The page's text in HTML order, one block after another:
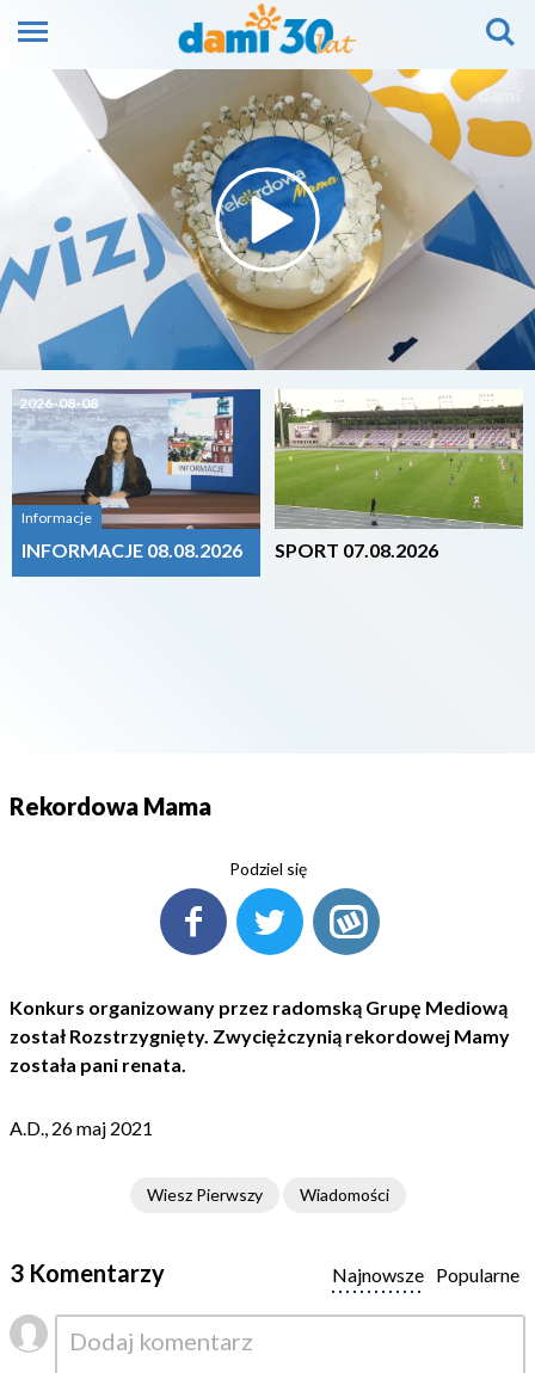
2026-08-08
Informacje
INFORMACJE 08.08.2026
2026-08-07
SPORT 07.08.2026
Rekordowa Mama
Podziel się
Konkurs organizowany przez radomską Grupę Mediową
został Rozstrzygnięty. Zwyciężczynią rekordowej Mamy
została pani renata.
A.D., 26 maj 2021
Wiesz Pierwszy Wiadomości
3 Komentarzy Popularne
Najnowsze